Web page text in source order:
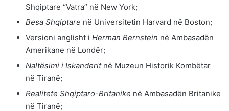
Shqiptare “Vatra” në New York;
Besa Shqiptare në Universitetin Harvard në Boston;
Versioni anglisht i Herman Bernstein në Ambasadën
Amerikane në Londër;
Naltësimi i Iskanderitnë Muzeun Historik Kombëtar
në Tiranë;
Realitete Shqiptaro-Britanike në Ambasadën Britanike
në Tiranë;